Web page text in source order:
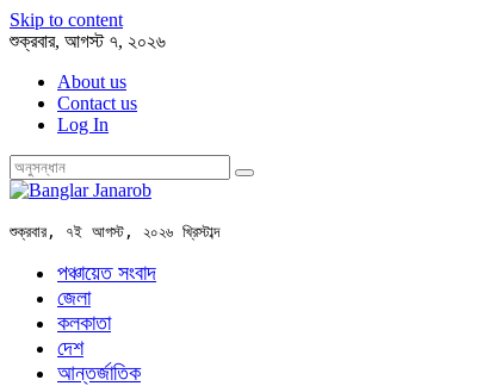
Skip to content
শুক্রবার, আগস্ট ৭, ২০২৬
About us
Contact us
Log In
শুক্রবার, ৭ই আগস্ট, ২০২৬ খ্রিস্টাব্দ
পঞ্চায়েত সংবাদ
জেলা
কলকাতা
দেশ
আন্তর্জাতিক